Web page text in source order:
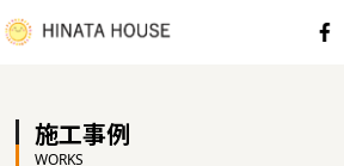
施工事例
WORKS